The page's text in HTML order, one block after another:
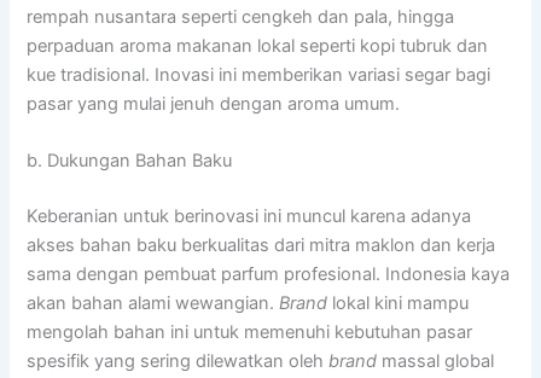
rempah nusantara seperti cengkeh dan pala, hingga
perpaduan aroma makanan lokal seperti kopi tubruk dan
kue tradisional. Inovasi ini memberikan variasi segar bagi
pasar yang mulai jenuh dengan aroma umum.
b. Dukungan Bahan Baku
Keberanian untuk berinovasi ini muncul karena adanya
akses bahan baku berkualitas dari mitra maklon dan kerja
sama dengan pembuat parfum profesional. Indonesia kaya
akan bahan alami wewangian.Brand lokal kini mampu
mengolah bahan ini untuk memenuhi kebutuhan pasar
spesifik yang sering dilewatkan olehbrand massal global